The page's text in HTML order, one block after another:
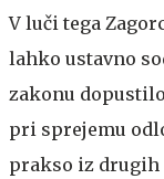
V luči tega
lahko ustavno
zakonu
pri sprejemu
prakso iz